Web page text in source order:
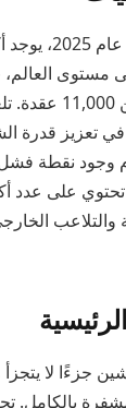
مستوى
بتكوين وحدها من
في تعزيز قدرة
نقطة فشل
على عدد
والتلاعب
جزءًا لا
بالكامل.